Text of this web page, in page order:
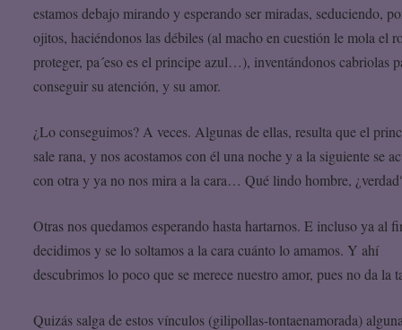
estamos debajo mirando y esperando ser miradas, seduciendo,
ojitos, haciéndonos las débiles (al macho en cuestión le mola el
proteger, pa´eso es el principe azul…), inventándonos cabriolas
conseguir su atención, y su amor.
¿Lo conseguimos? A veces. Algunas de ellas, resulta que el
sale rana, y nos acostamos con él una noche y a la siguiente se
con otra y ya no nos mira a la cara… Qué lindo hombre,
Otras nos quedamos esperando hasta hartarnos. E incluso ya al
decidimos y se lo soltamos a la cara cuánto lo amamos. Y ahí
descubrimos lo poco que se merece nuestro amor, pues no da la
Quizás salga de estos vínculos (gilipollas-tontaenamorada)